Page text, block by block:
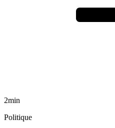
2min
Politique